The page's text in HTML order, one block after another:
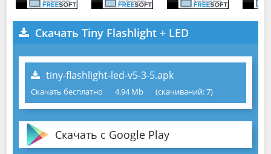
Скачать Tiny Flashlight + LED
tiny-flashlight-led-v5-3-5.apk
Скачать бесплатно 4.94 Mb (cкачиваний: 7)
Скачать с Google Play